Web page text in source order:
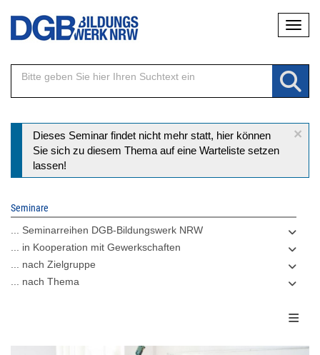
Direkt
Inhalt
×
Statusmeldung
Dieses Seminar findet nicht mehr statt, hier können
Sie sich zu diesem Thema auf eine Warteliste setzen
lassen!
Seminare
... Seminarreihen DGB-Bildungswerk NRW
... in Kooperation mit Gewerkschaften
... nach Zielgruppe
... nach Thema